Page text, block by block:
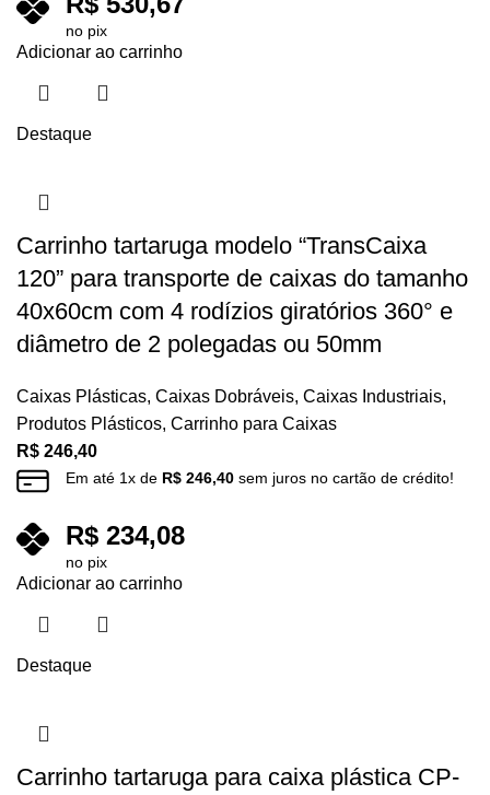
no pix
Adicionar ao carrinho
Destaque
Carrinho tartaruga modelo “TransCaixa
120” para transporte de caixas do tamanho
40x60cm com 4 rodízios giratórios 360° e
diâmetro de 2 polegadas ou 50mm
Caixas Plásticas, Caixas Dobráveis, Caixas Industriais,
Produtos Plásticos, Carrinho para Caixas
R$ 246,40
Em até 1x de R$ 246,40 sem juros no cartão de crédito!
R$ 234,08
no pix
Adicionar ao carrinho
Destaque
Carrinho tartaruga para caixa plástica CP-